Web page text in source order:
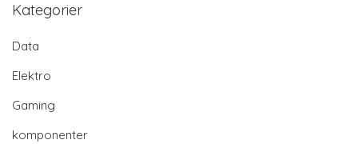
Kategorier
Data
Elektro
Gaming
komponenter